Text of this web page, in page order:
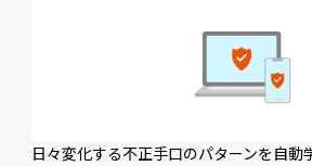
日々変化する不正手口のパターンを自動